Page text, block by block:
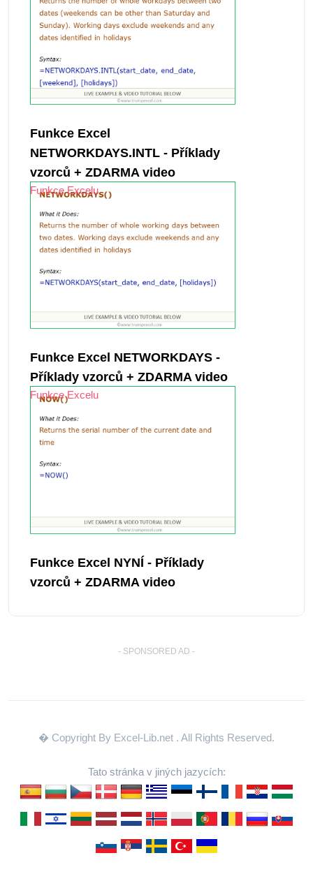
Funkce Excel
NETWORKDAYS.INTL - Příklady
vzorců + ZDARMA video
Funkce Excelu
Funkce Excel NETWORKDAYS -
Příklady vzorců + ZDARMA video
Funkce Excelu
Funkce Excel NYNÍ - Příklady
vzorců + ZDARMA video
- SPONSORED AD -
� Copyright By Excel-Lib.net . All Rights Reserved.
Tato stránka v jiných jazycích: